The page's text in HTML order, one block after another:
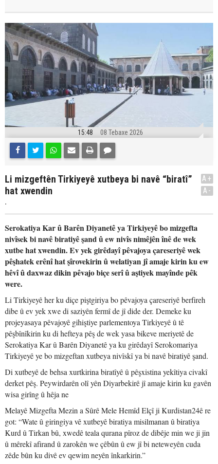
15:48 08 Tebaxe 2026
Li mizgeftên Tirkiyeyê xutbeya bi navê “biratî”
hat xwendin
.
A+
A-
Serokatiya Kar û Barên Diyanetê ya Tirkiyeyê bo mizgefta
nivîsek bi navê biratiyê şand û ew nivîs nimêjên înê de wek
xutbe hat xwendin. Ev yek girêdayî pêvajoya çareseriyê wek
pêşhatek erênî hat şîrovekirin û welatiyan jî amaje kirin ku ew
hêvî û daxwaz dikin pêvajo biçe serî û aştiyek mayînde pêk
were.
Li Tirkiyeyê her ku diçe piştgiriya bo pêvajoya çareseriyê berfireh
dibe û ev yek xwe di saziyên fermî de jî dide der. Demeke ku
projeyasaya pêvajoyê gihiştiye parlementoya Tirkiyeyê û tê
pêşbînîkirin ku di hefteya pêş de wek yasa bikeve meriyetê de
Serokatiya Kar û Barên Diyanetê ya ku girêdayî Serokomariya
Tirkiyeyê ye bo mizgeftan xutbeya nivîskî ya bi navê biratiyê şand.
Di xutbeyê de behsa xurtkirina biratîyê û pêşxistina yekîtiya civakî
derket pêş. Peywirdarên olî yên Diyarbekirê jî amaje kirin ku gavên
wisa girîng û hêja ne
Melayê Mizgefta Mezin a Sûrê Mele Hemîd Elçî ji Kurdistan24ê re
got: “Wate û giringiya vê xutbeyê biratiya misilmanan û biratiya
Kurd û Tirkan bû, xwedê teala qurana pîroz de dibêje min we ji jin
û mêrekî afirand û zarokên we çêbûn û ew jî bi neteweyên cuda
zêde bûn ku divê ev qewim neyên înkarkirin.”